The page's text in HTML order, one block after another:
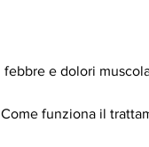
febbre e dolori
Come funziona il